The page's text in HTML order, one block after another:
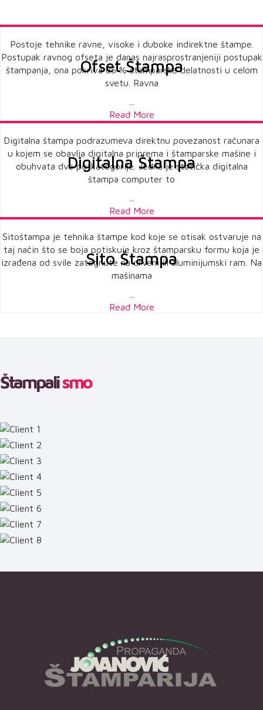
Ofset Štampa
Postoje tehnike ravne, visoke i duboke indirektne štampe.
Postupak ravnog ofseta je danas najrasprostranjeniji postupak
štampanja, ona pokriva 85 % štamparske delatnosti u celom
svetu. Ravna
Read More
Digitalna Štampa
Digitalna štampa podrazumeva direktnu povezanost računara
u kojem se obavlja digitalna priprema i štamparske mašine i
obuhvata dve potkategorije. Jedna je statička digitalna
štampa computer to
Read More
Sito Štampa
Sitoštampa je tehnika štampe kod koje se otisak ostvaruje na
taj način što se boja potiskuje kroz štamparsku formu koja je
izrađena od svile zategnute na drveni ili aluminijumski ram. Na
mašinama
Read More
Štampalismo